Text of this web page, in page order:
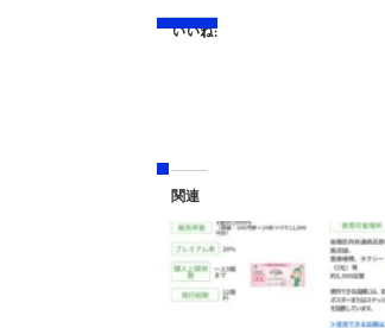
いいね:
関連